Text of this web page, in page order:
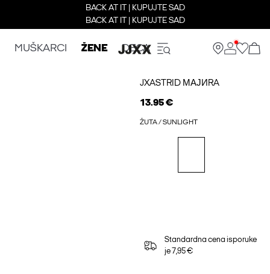
BACK AT IT | KUPUJTE SAD
BACK AT IT | KUPUJTE SAD
MUŠKARCI ŽENE DECA
JXASTRID МАЈИRA
13.95 €
ŽUTA / SUNLIGHT
Standardna cena isporuke
je 7,95 €